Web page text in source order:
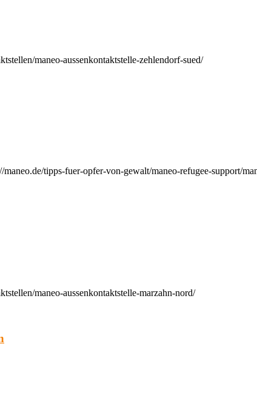
maneo-aussenkontaktstelle-zehlendorf-sued/
tipps-fuer-opfer-von-gewalt/maneo-refugee-support/
maneo-aussenkontaktstelle-marzahn-nord/